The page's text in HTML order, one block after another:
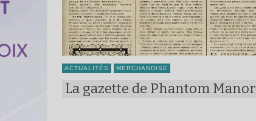
ACTUALITÉS MERCHANDISE
La gazette de Phantom Manor